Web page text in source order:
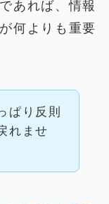
あれば、情報
何よりも重要
ぱり反則
れませ